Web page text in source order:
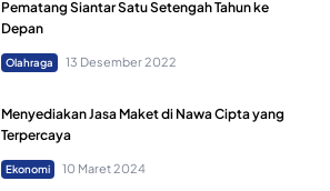
Pematang Siantar Satu Setengah Tahun ke
Depan
Olahraga 13 Desember 2022
Menyediakan Jasa Maket di Nawa Cipta yang
Terpercaya
Ekonomi 10 Maret 2024